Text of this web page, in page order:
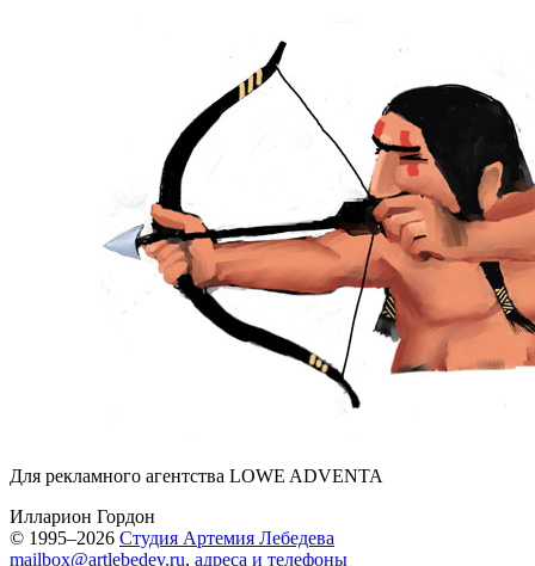
Для рекламного агентства LOWE ADVENTA
Илларион Гордон
© 1995–2026 Студия Артемия Лебедева
mailbox@artlebedev.ru, адреса и телефоны